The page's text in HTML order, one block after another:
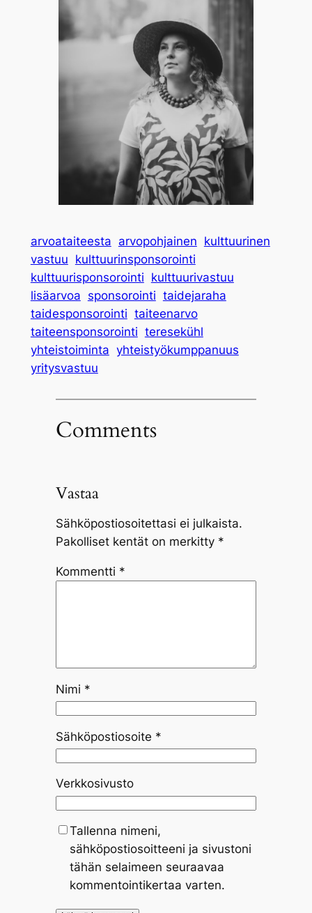
arvoataiteesta arvopohjainen kulttuurinen
vastuu kulttuurinsponsorointi
kulttuurisponsorointi kulttuurivastuu
lisäarvoa sponsorointi taidejaraha
taidesponsorointi taiteenarvo
taiteensponsorointi teresekühl
yhteistoiminta yhteistyökumppanuus
yritysvastuu
Comments
Vastaa
Sähköpostiosoitettasi ei julkaista.
Pakolliset kentät on merkitty *
Kommentti *
Nimi *
Sähköpostiosoite *
Verkkosivusto
Tallenna nimeni,
sähköpostiosoitteeni ja sivustoni
tähän selaimeen seuraavaa
kommentointikertaa varten.